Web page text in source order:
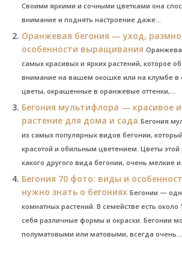
Своими яркими и сочными цветками она
внимание и поднять настроение даже...
Оранжевая бегония — уход,
особенности выращивания
самых красивых и ярких растений, которое
внимание на вашем окошке или на клумбе в
цветы, окрашенные в оранжевые оттенки,...
Бегония мультифлора — красивое
растение для дома и сада Бегония
из самых популярных видов бегонии,
красотой и обильным цветением. Цветы этой
какого другого вида бегонии, очень мелкие и...
Бегония 70 фото: виды и
нужно знать о бегониях Бегонии —
комнатных растений. В семействе есть около
себя различные формы и окраски. Бегонии
полуматовыми или матовыми, всегда очень...